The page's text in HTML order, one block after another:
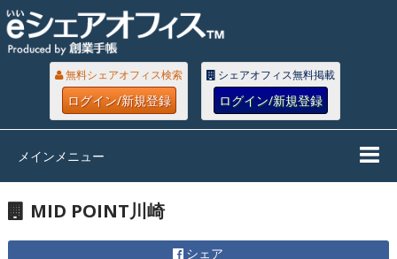
無料シェアオフィス検索
ログイン/新規登録
シェアオフィス無料掲載
ログイン/新規登録
メインメニュー
MID POINT川崎
シェア